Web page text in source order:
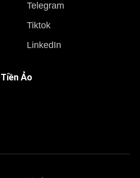
Telegram
Tiktok
LinkedIn
Ảo